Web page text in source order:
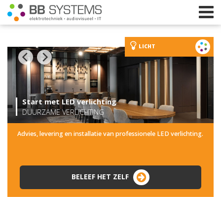
Home
Licht
Beeld
Geluid
IT
Webshop
LICHT
Start met LED verlichting
DUURZAME VERLICHTING
Advies, levering en installatie van professionele LED verlichting.
BELEEF HET ZELF